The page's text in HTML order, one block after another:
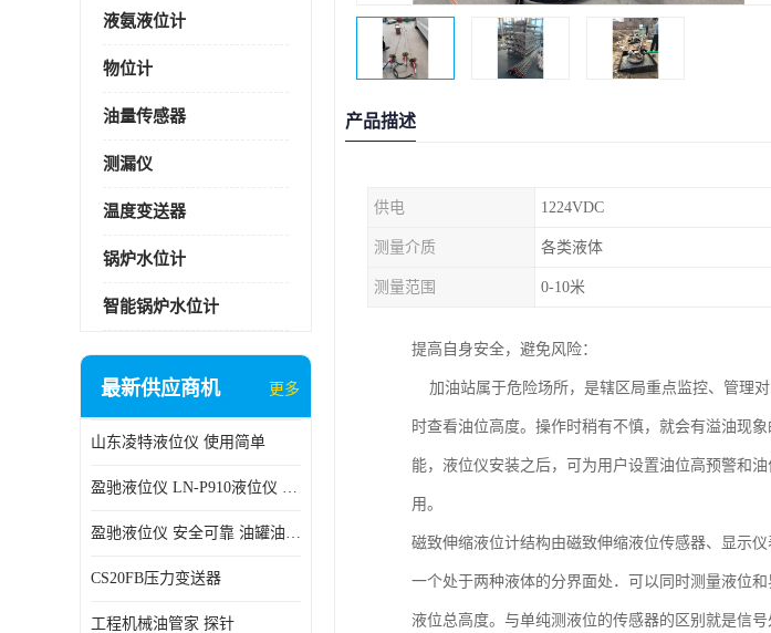
液氨液位计
物位计
油量传感器
测漏仪
温度变送器
锅炉水位计
智能锅炉水位计
最新供应商机 更多
山东凌特液位仪 使用简单
盈驰液位仪 LN-P910液位仪 安全可靠
盈驰液位仪 安全可靠 油罐油位检测
CS20FB压力变送器
工程机械油管家 探针
产品描述
供电 1224VDC
测量介质 各类液体
测量范围 0-10米
提高自身安全，避免风险：
加油站属于危险场所，是辖区局重点监控、管理
时查看油位高度。操作时稍有不慎，就会有溢油现
能，液位仪安装之后，可为用户设置油位高预警和
用。
磁致伸缩液位计结构由磁致伸缩液位传感器、显示
一个处于两种液体的分界面处．可以同时测量液位
液位总高度。与单纯测液位的传感器的区别就是信